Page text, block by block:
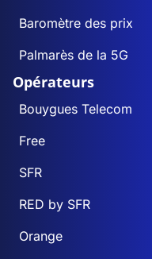
Baromètre des prix
Palmarès de la 5G
Opérateurs
Bouygues Telecom
Free
SFR
RED by SFR
Orange